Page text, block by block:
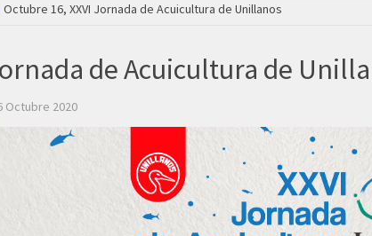
Octubre 16, XXVI Jornada de Acuicultura de Unillanos
de Acuicultura de
Octubre 2020